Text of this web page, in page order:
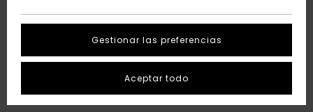
Gestionar las preferencias
Aceptar todo